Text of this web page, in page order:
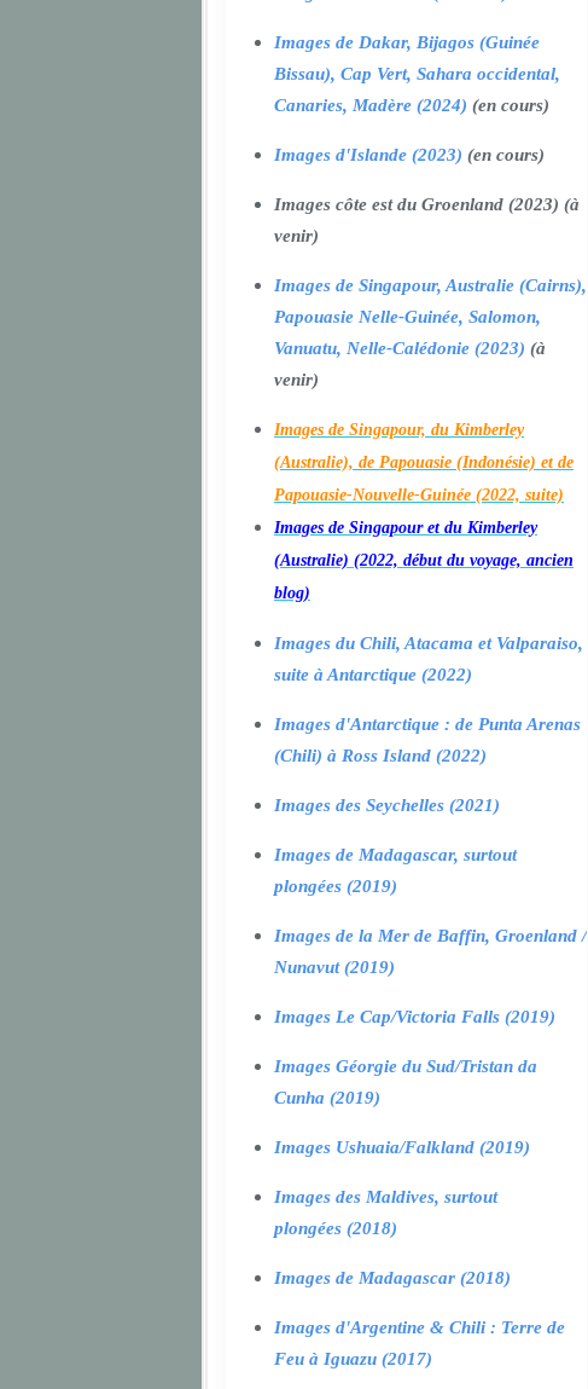
Images de Dakar, Bijagos (Guinée
Bissau), Cap Vert, Sahara occidental,
Canaries, Madère (2024) (en cours)
Images d'Islande (2023) (en cours)
Images côte est du Groenland (2023) (à
venir)
Images de Singapour, Australie (Cairns),
Papouasie Nelle-Guinée, Salomon,
Vanuatu, Nelle-Calédonie (2023) (à
venir)
Images de Singapour, du Kimberley
(Australie), de Papouasie (Indonésie) et de
Papouasie-Nouvelle-Guinée (2022, suite)
Images de Singapour et du Kimberley
(Australie) (2022, début du voyage, ancien
blog)
Images du Chili, Atacama et Valparaiso,
suite à Antarctique (2022)
Images d'Antarctique : de Punta Arenas
(Chili) à Ross Island (2022)
Images des Seychelles (2021)
Images de Madagascar, surtout
plongées (2019)
Images de la Mer de Baffin, Groenland /
Nunavut (2019)
Images Le Cap/Victoria Falls (2019)
Images Géorgie du Sud/Tristan da
Cunha (2019)
Images Ushuaia/Falkland (2019)
Images des Maldives, surtout
plongées (2018)
Images de Madagascar (2018)
Images d'Argentine & Chili : Terre de
Feu à Iguazu (2017)